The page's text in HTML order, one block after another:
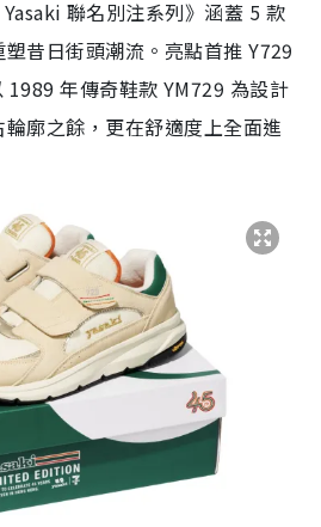
聯名別注系列》涵蓋 5 款
昔日街頭潮流。亮點首推 Y729
1989 年傳奇鞋款 YM729 為設計
廓之餘，更在舒適度上全面進